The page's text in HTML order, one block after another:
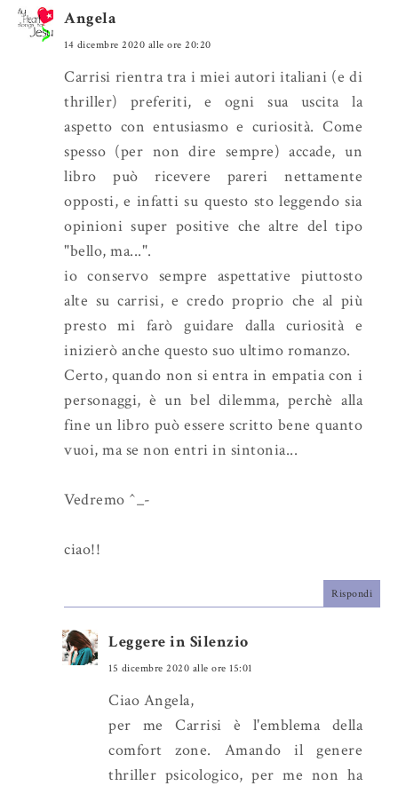
s
Angela
14 dicembre 2020 alle ore 20:20
Carrisi rientra tra i miei autori italiani (e di
thriller) preferiti, e ogni sua uscita la
aspetto con entusiasmo e curiosità. Come
spesso (per non dire sempre) accade, un
libro può ricevere pareri nettamente
opposti, e infatti su questo sto leggendo sia
opinioni super positive che altre del tipo
"bello, ma...".
io conservo sempre aspettative piuttosto
alte su carrisi, e credo proprio che al più
presto mi farò guidare dalla curiosità e
inizierò anche questo suo ultimo romanzo.
Certo, quando non si entra in empatia con i
personaggi, è un bel dilemma, perchè alla
fine un libro può essere scritto bene quanto
vuoi, ma se non entri in sintonia...
Vedremo ^_-
ciao!!
Rispondi
Leggere in Silenzio
15 dicembre 2020 alle ore 15:01
Ciao Angela,
per me Carrisi è l'emblema della
comfort zone. Amando il genere
thriller psicologico, per me non ha